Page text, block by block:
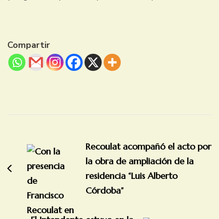
Compartir
entradas
Recoulat acompañó el acto por
la obra de ampliación de la
residencia “Luis Alberto
Córdoba”